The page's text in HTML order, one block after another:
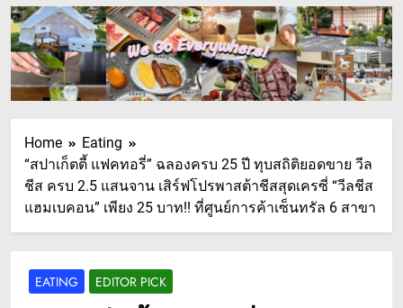
Home
Eating
“สปาเก็ตตี้ แฟคทอรี่” ฉลองครบ 25 ปี ทุบสถิติยอดขาย วีล
ชีส ครบ 2.5 แสนจาน เสิร์ฟโปรพาสต้าชีสสุดเครซี่ “วีลชีส
แฮมเบคอน” เพียง 25 บาท!! ที่ศูนย์การค้าเซ็นทรัล 6 สาขา
EATING EDITOR PICK